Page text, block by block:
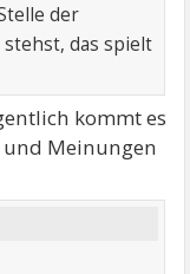
der
das spielt
kommt es
und Meinungen